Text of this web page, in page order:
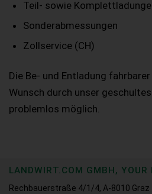
Teil- sowie
Sonderabmessungen
Zollservice (CH)
Die Be- und Entladung
Wunsch durch unser
problemlos möglich.
LANDWIRT.COM GMBH, YOUR
Rechbauerstraße 4/1/4, A-8010 Graz